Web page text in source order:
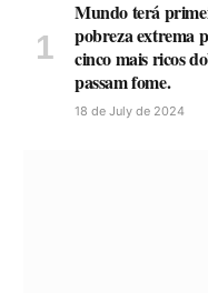
Mundo terá
pobreza extrema
cinco mais ricos
passam fome.
18 de July de 2024